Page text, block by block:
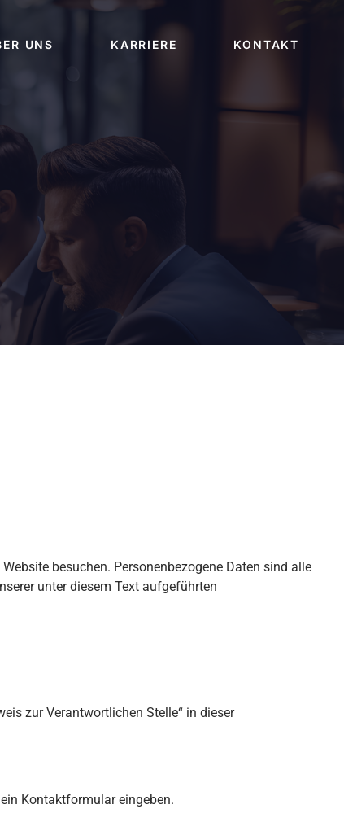
UNS KARRIERE KONTAKT
besuchen. Personenbezogene Daten sind alle
unter diesem Text aufgeführten
zur Verantwortlichen Stelle“ in dieser
Kontaktformular eingeben.